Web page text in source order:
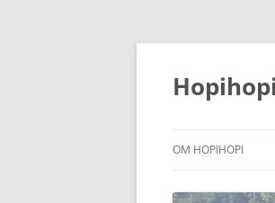
Hoppa
Hopihopi
OM HOPIHOPI